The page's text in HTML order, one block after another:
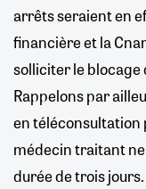
arrêts seraient en
financière et la
solliciter le blocage
Rappelons par
en téléconsultation
médecin traitant
durée de trois jours.